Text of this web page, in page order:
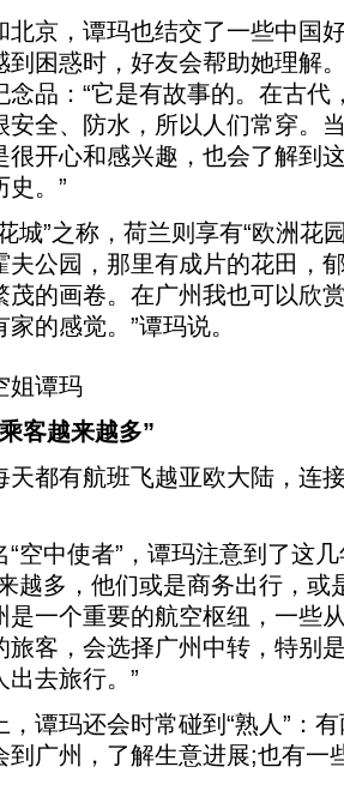
，谭玛也结交了一些中国
到困惑时，好友会帮助她理解
念品：“它是有故事的。在古代
安全、防水，所以人们常穿。
很开心和感兴趣，也会了解到
史。”
”之称，荷兰则享有“欧洲花园
夫公园，那里有成片的花田，
茂的画卷。在广州我也可以欣
的感觉。”谭玛说。
谭玛
越来越多”
有航班飞越亚欧大陆，连
中使者”，谭玛注意到了这几
越多，他们或是商务出行，或
是一个重要的航空枢纽，一些
旅客，会选择广州中转，特别
出去旅行。”
玛还会时常碰到“熟人”：有
到广州，了解生意进展;也有一